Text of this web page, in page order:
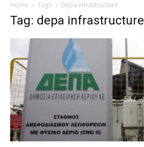
Home Tags Depa infrastructure
Tag: depa infrastructure